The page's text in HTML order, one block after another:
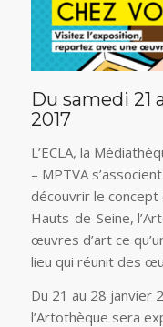
Du samedi 21
2017
L’ECLA, la
– MPTVA
découvrir le concept
Hauts-de-Seine,
œuvres d’art ce
lieu qui réunit des
Du 21 au 28 janvier
l’Artothèque sera